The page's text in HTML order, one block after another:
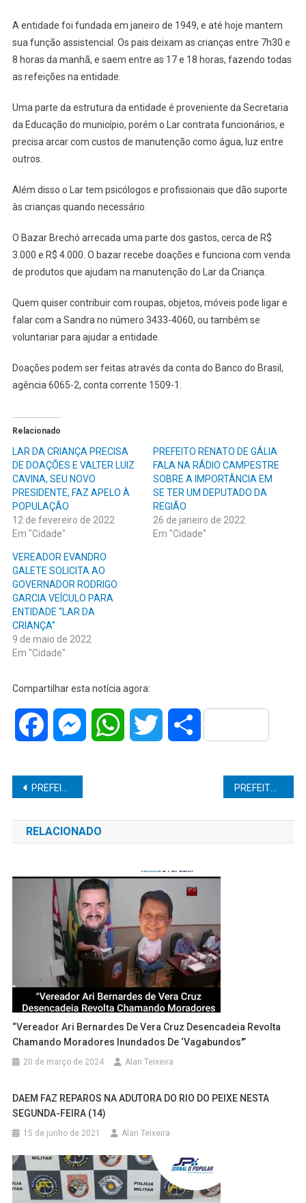
A entidade foi fundada em janeiro de 1949, e até hoje mantem
sua função assistencial. Os pais deixam as crianças entre 7h30 e
8 horas da manhã, e saem entre as 17 e 18 horas, fazendo todas
as refeições na entidade.
Uma parte da estrutura da entidade é proveniente da Secretaria
da Educação do município, porém o Lar contrata funcionários, e
precisa arcar com custos de manutenção como água, luz entre
outros.
Além disso o Lar tem psicólogos e profissionais que dão suporte
às crianças quando necessário.
O Bazar Brechó arrecada uma parte dos gastos, cerca de R$
3.000 e R$ 4.000. O bazar recebe doações e funciona com venda
de produtos que ajudam na manutenção do Lar da Criança.
Quem quiser contribuir com roupas, objetos, móveis pode ligar e
falar com a Sandra no número 3433-4060, ou também se
voluntariar para ajudar a entidade.
Doações podem ser feitas através da conta do Banco do Brasil,
agência 6065-2, conta corrente 1509-1.
Relacionado
LAR DA CRIANÇA PRECISA
DE DOAÇÕES E VALTER LUIZ
CAVINA, SEU NOVO
PRESIDENTE, FAZ APELO À
POPULAÇÃO
12 de fevereiro de 2022
Em "Cidade"
PREFEITO RENATO DE GÁLIA
FALA NA RÁDIO CAMPESTRE
SOBRE A IMPORTÂNCIA EM
SE TER UM DEPUTADO DA
REGIÃO
26 de janeiro de 2022
Em "Cidade"
VEREADOR EVANDRO
GALETE SOLICITA AO
GOVERNADOR RODRIGO
GARCIA VEÍCULO PARA
ENTIDADE “LAR DA
CRIANÇA”
9 de maio de 2022
Em "Cidade"
Compartilhar esta notícia agora:
Facebook MessengerWhatsAppTwitter Share
Navegação
de
Post
PREFEITA SALMA DE RIBEIRÃO DO SUL ADQUIRE TRÊS ÔNIBUS ESCOLARES PARA O TRANSPORTE GRATUITO DOS ESTUDANTES DA CIDADE PREFEITO JUNINHO ADERALDO, DE DUARTINA, TROCA TODA ILUMINAÇÃO DA CIDADE, PROPORCIONANDO UMA ECONOMIA DE 60% AOS COFRES PÚBLICOS
RELACIONADO
“Vereador Ari Bernardes De Vera Cruz Desencadeia Revolta
Chamando Moradores Inundados De ‘Vagabundos'”
20 de março de 2024 Alan Teixeira
DAEM FAZ REPAROS NA ADUTORA DO RIO DO PEIXE NESTA
SEGUNDA-FEIRA (14)
15 de junho de 2021 Alan Teixeira